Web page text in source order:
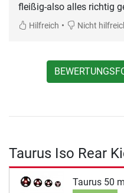
fleißig-also alles richtig
Hilfreich • Nicht
Taurus Iso Rear
Taurus 50